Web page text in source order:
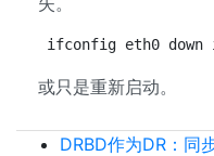
ifconfig eth0 down
或只是重新启动。
DRBD作为DR：同